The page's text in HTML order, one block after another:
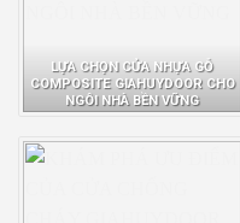
LỰA CHỌN CỬA NHỰA GỖ
COMPOSITE GIAHUYDOOR CHO
NGÔI NHÀ BỀN VỮNG